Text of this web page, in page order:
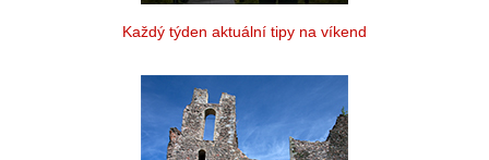
Každý týden aktuální tipy na víkend